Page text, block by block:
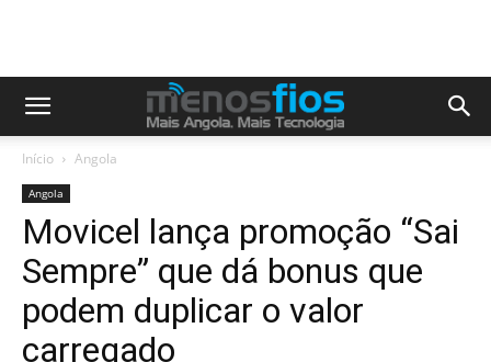
Início Angola
Angola
Movicel lança promoção “Sai
Sempre” que dá bonus que
podem duplicar o valor
carregado